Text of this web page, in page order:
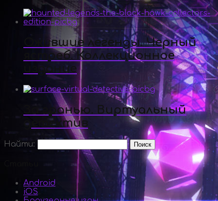
Ожившие легенды. Черный
ястреб. Коллекционное
издание
За гранью. Виртуальный
детектив
Найти:
Android
iOS